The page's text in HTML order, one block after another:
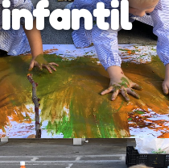
infantil